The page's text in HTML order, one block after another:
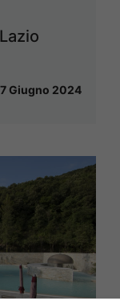
7 Giugno 2024